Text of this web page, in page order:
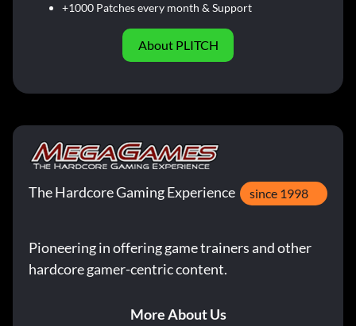
+1000 Patches every month & Support
About PLITCH
The Hardcore Gaming Experience since 1998
Pioneering in offering game trainers and other
hardcore gamer-centric content.
More About Us